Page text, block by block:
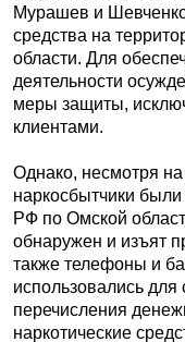
Мурашев и
средства на
области. Для
деятельности
меры защиты,
клиентами.
Однако, несмотря
наркосбытчики
РФ по Омской
обнаружен и изъят
также телефоны и
использовались для
перечисления
наркотические